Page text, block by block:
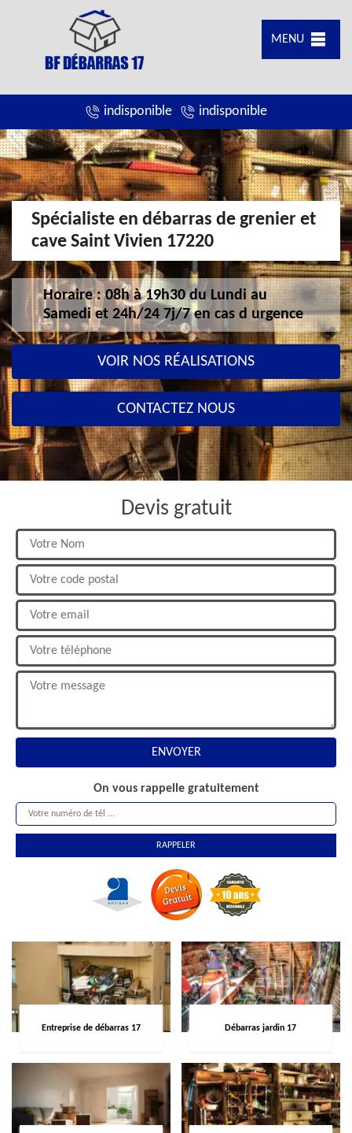
MENU
indisponible indisponible
Spécialiste en débarras de grenier et
cave Saint Vivien 17220
Horaire : 08h à 19h30 du Lundi au
Samedi et 24h/24 7j/7 en cas d urgence
VOIR NOS RÉALISATIONS
CONTACTEZ NOUS
Devis gratuit
On vous rappelle gratuitement
Entreprise de débarras 17 Débarras jardin 17